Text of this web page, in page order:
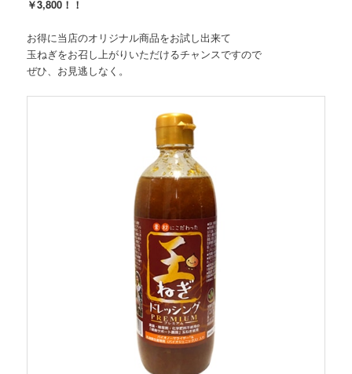
￥3,800！！
お得に当店のオリジナル商品をお試し出来て
玉ねぎをお召し上がりいただけるチャンスですので
ぜひ、お見逃しなく。